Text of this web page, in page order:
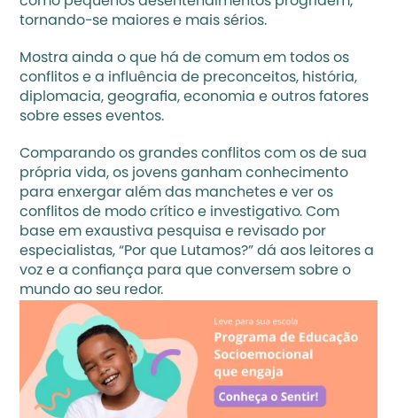
tornando-se maiores e mais sérios.
Mostra ainda o que há de comum em todos os
conflitos e a influência de preconceitos, história,
diplomacia, geografia, economia e outros fatores
sobre esses eventos.
Comparando os grandes conflitos com os de sua
própria vida, os jovens ganham conhecimento
para enxergar além das manchetes e ver os
conflitos de modo crítico e investigativo. Com
base em exaustiva pesquisa e revisado por
especialistas, “Por que Lutamos?” dá aos leitores a
voz e a confiança para que conversem sobre o
mundo ao seu redor.